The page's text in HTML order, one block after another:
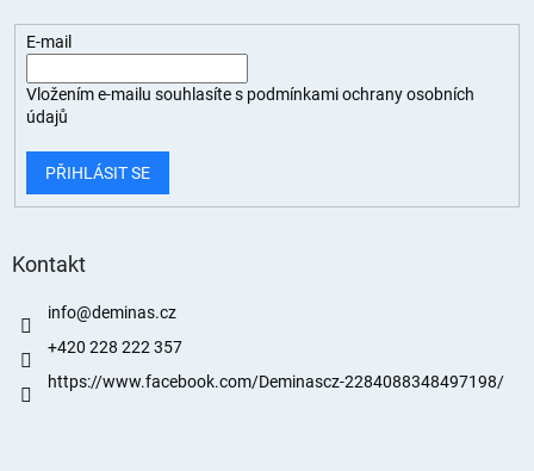
E-mail
Vložením e-mailu souhlasíte s podmínkami ochrany osobních
údajů
PŘIHLÁSIT SE
Kontakt
info@deminas.cz
+420 228 222 357
https://www.facebook.com/Deminascz-2284088348497198/